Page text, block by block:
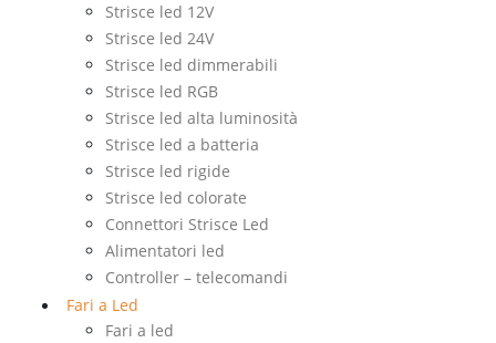
Strisce led 12V
Strisce led 24V
Strisce led dimmerabili
Strisce led RGB
Strisce led alta luminosità
Strisce led a batteria
Strisce led rigide
Strisce led colorate
Connettori Strisce Led
Alimentatori led
Controller – telecomandi
Fari a Led
Fari a led